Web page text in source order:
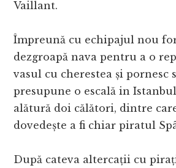
Vaillant.
Împreună cu echipajul nou
dezgroapă nava pentru a o
vasul cu cherestea și pornesc
presupune o escală in
alătură doi călători, dintre
dovedește a fi chiar piratul
După cateva altercații cu